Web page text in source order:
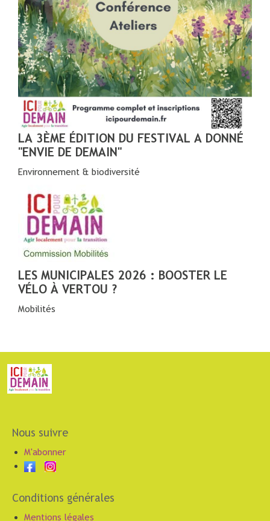
LA 3ÈME ÉDITION DU FESTIVAL A DONNÉ
"ENVIE DE DEMAIN"
Environnement & biodiversité
LES MUNICIPALES 2026 : BOOSTER LE
VÉLO À VERTOU ?
Mobilités
Nous suivre
M'abonner
Conditions générales
Mentions légales